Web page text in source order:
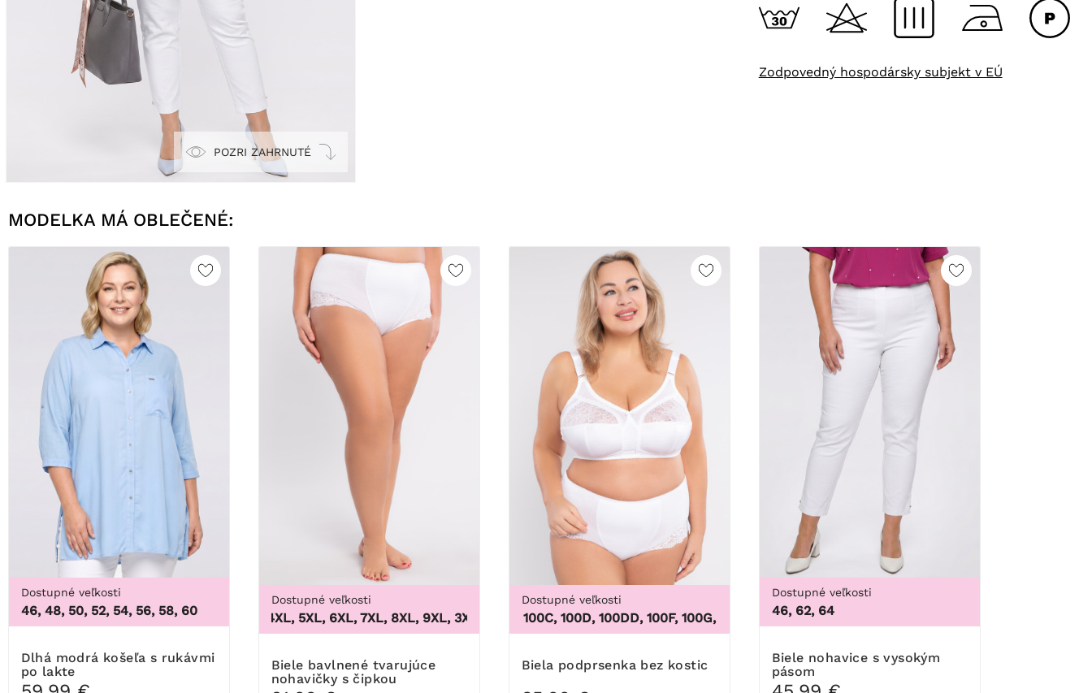
POZRI ZAHRNUTÉ
Zodpovedný hospodársky subjekt v EÚ
MODELKA MÁ OBLEČENÉ:
Dostupné veľkosti
46, 48, 50, 52, 54, 56, 58, 60
Dlhá modrá košeľa s rukávmi
po lakte
Dostupné veľkosti
3XL, 4XL, 5XL, 6XL, 7XL, 8XL, 9XL,3XL, 4XL, 5XL, 6XL, 7XL, 8XL, 9XL
Biele bavlnené tvarujúce
nohavičky s čipkou
Dostupné veľkosti
100B, 100C, 100D, 100DD, 100F, 100G, 100H, 100I, 100J, 100K, 105B, 105C, 105D, 105DD, 105F, 105G,
Biela podprsenka bez kostic
Dostupné veľkosti
46, 62, 64
Biele nohavice s vysokým
pásom